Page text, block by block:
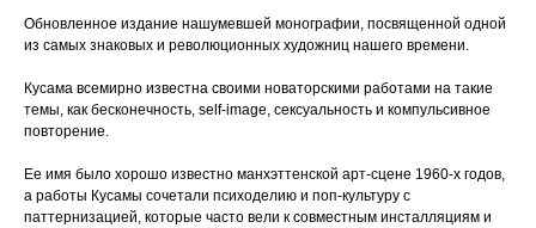
Обновленное издание нашумевшей монографии, посвященной одной
из самых знаковых и революционных художниц нашего времени.
Кусама всемирно известна своими новаторскими работами на такие
темы, как бесконечность, self-image, сексуальность и компульсивное
повторение.
Ее имя было хорошо известно манхэттенской арт-сцене 1960-х годов,
а работы Кусамы сочетали психоделию и поп-культуру с
паттернизацией, которые часто вели к совместным инсталляциям и